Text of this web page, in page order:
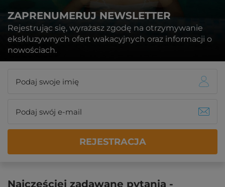
ZAPRENUMERUJ NEWSLETTER
Rejestrując się, wyrażasz zgodę na otrzymywanie
ekskluzywnych ofert wakacyjnych oraz informacji o
nowościach.
REJESTRACJA
Najczęściej zadawane pytania -